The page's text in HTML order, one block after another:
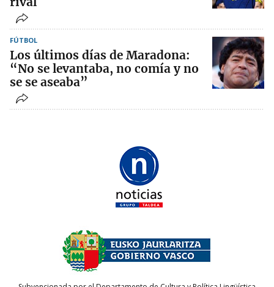
FÚTBOL
Los últimos días de Maradona:
“No se levantaba, no comía y no
se se aseaba”